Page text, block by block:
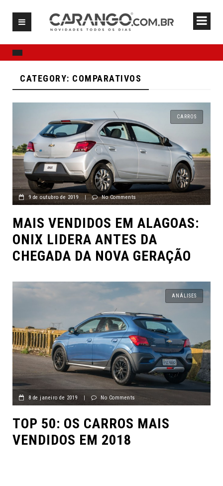
CATEGORY: COMPARATIVOS
CARROS
9 de outubro de 2019 | No Comments
MAIS VENDIDOS EM ALAGOAS:
ONIX LIDERA ANTES DA
CHEGADA DA NOVA GERAÇÃO
ANÁLISES
8 de janeiro de 2019 | No Comments
TOP 50: OS CARROS MAIS
VENDIDOS EM 2018